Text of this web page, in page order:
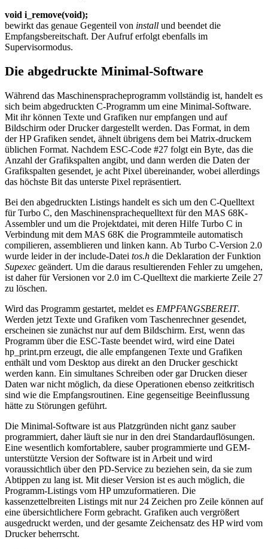
void i_remove(void);
bewirkt das genaue Gegenteil von install und beendet die
Empfangsbereitschaft. Der Aufruf erfolgt ebenfalls im
Supervisormodus.
Die abgedruckte Minimal-Software
Während das Maschinenspracheprogramm vollständig ist, handelt es
sich beim abgedruckten C-Programm um eine Minimal-Software.
Mit ihr können Texte und Grafiken nur empfangen und auf
Bildschirm oder Drucker dargestellt werden. Das Format, in dem
der HP Grafiken sendet, ähnelt übrigens dem bei Matrix-druckem
üblichen Format. Nachdem ESC-Code #27 folgt ein Byte, das die
Anzahl der Grafikspalten angibt, und dann werden die Daten der
Grafikspalten gesendet, je acht Pixel übereinander, wobei allerdings
das höchste Bit das unterste Pixel repräsentiert.
Bei den abgedruckten Listings handelt es sich um den C-Quelltext
für Turbo C, den Maschinensprachequelltext für den MAS 68K-
Assembler und um die Projektdatei, mit deren Hilfe Turbo C in
Verbindung mit dem MAS 68K die Programmteile automatisch
compilieren, assemblieren und linken kann. Ab Turbo C-Version 2.0
wurde leider in der include-Datei tos.h die Deklaration der Funktion
Supexec geändert. Um die daraus resultierenden Fehler zu umgehen,
ist daher für Versionen vor 2.0 im C-Quelltext die markierte Zeile 27
zu löschen.
Wird das Programm gestartet, meldet es EMPFANGSBEREIT.
Werden jetzt Texte und Grafiken vom Taschenrechner gesendet,
erscheinen sie zunächst nur auf dem Bildschirm. Erst, wenn das
Programm über die ESC-Taste beendet wird, wird eine Datei
hp_print.prn erzeugt, die alle empfangenen Texte und Grafiken
enthält und vom Desktop aus direkt an den Drucker geschickt
werden kann. Ein simultanes Schreiben oder gar Drucken dieser
Daten war nicht möglich, da diese Operationen ebenso zeitkritisch
sind wie die Empfangsroutinen. Eine gegenseitige Beeinflussung
hätte zu Störungen geführt.
Die Minimal-Software ist aus Platzgründen nicht ganz sauber
programmiert, daher läuft sie nur in den drei Standardauflösungen.
Eine wesentlich komfortablere, sauber programmierte und GEM-
unterstützte Version der Software ist in Arbeit und wird
voraussichtlich über den PD-Service zu beziehen sein, da sie zum
Abtippen zu lang ist. Mit dieser Version ist es auch möglich, die
Programm-Listings vom HP umzuformatieren. Die
kassenzettelbreiten Listings mit nur 24 Zeichen pro Zeile können auf
eine übersichtlichere Form gebracht. Grafiken auch vergrößert
ausgedruckt werden, und der gesamte Zeichensatz des HP wird vom
Drucker beherrscht.